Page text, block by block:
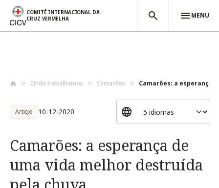
COMITÊ INTERNACIONAL DA
CRUZ VERMELHA
MENU
Onde trabalhamos Camarões Camarões: a esperança
Artigo 10-12-2020
Camarões: a esperança de
uma vida melhor destruída